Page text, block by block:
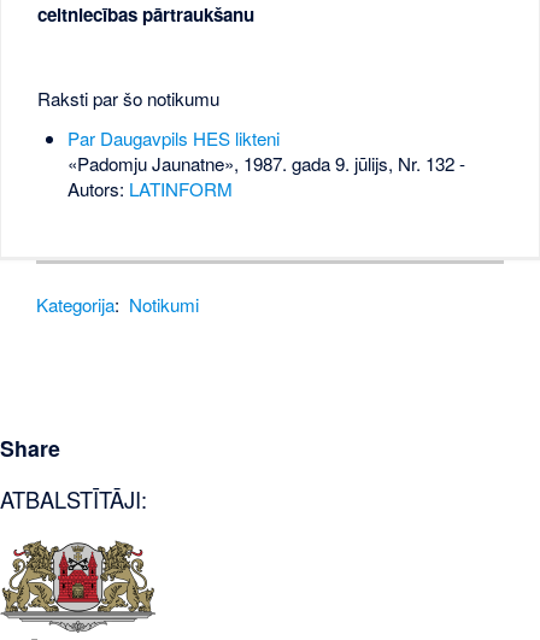
celtniecības pārtraukšanu
Raksti par šo notikumu
Par Daugavpils HES likteni
«Padomju Jaunatne», 1987. gada 9. jūlijs, Nr. 132-
Autors: LATINFORM
Kategorija: Notikumi
Share
ATBALSTĪTĀJI: